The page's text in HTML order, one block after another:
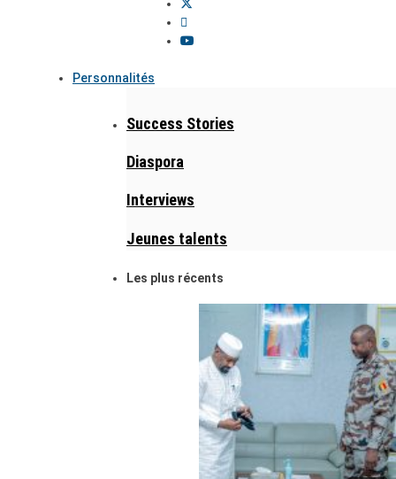
Personnalités
Success Stories
Diaspora
Interviews
Jeunes talents
Les plus récents